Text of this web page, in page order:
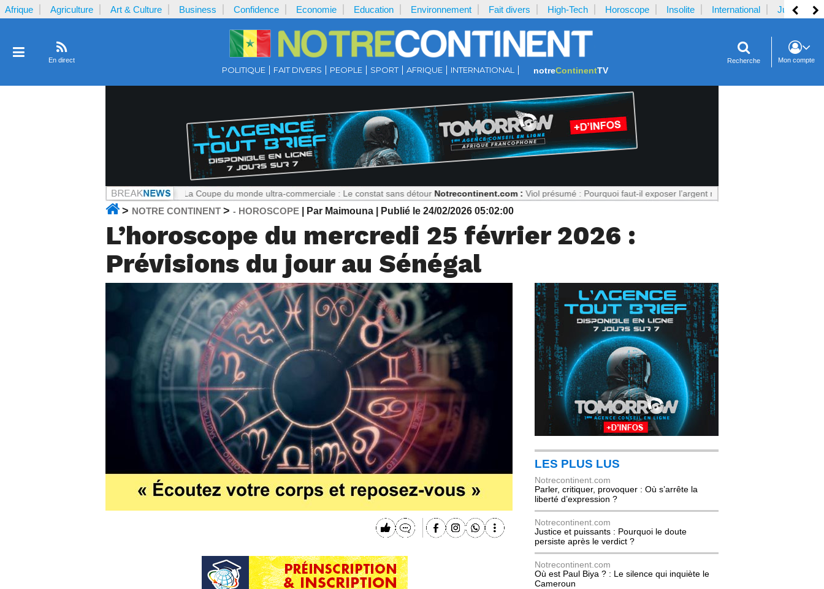
Afrique Agriculture Art & Culture Business Confidence Economie Education Environnement Fait divers High-Tech Horoscope Insolite International Justice
En direct
POLITIQUE FAIT DIVERS PEOPLE SPORT AFRIQUE INTERNATIONAL notreContinentTV
Recherche Mon compte
Notrecontinent.com : La Coupe du monde ultra-commerciale : Le constat sans détour Notrecontinent.com : Viol présumé : Pourquoi faut-il exposer l’argent reçu par la plaignante ?
> NOTRE CONTINENT > - HOROSCOPE | Par Maimouna | Publié le 24/02/2026 05:02:00
L’horoscope du mercredi 25 février 2026 :
Prévisions du jour au Sénégal
LES PLUS LUS
Notrecontinent.com
Parler, critiquer, provoquer : Où s’arrête la
liberté d’expression ?
Notrecontinent.com
Justice et puissants : Pourquoi le doute
persiste après le verdict ?
Notrecontinent.com
Où est Paul Biya ? : Le silence qui inquiète le
Cameroun